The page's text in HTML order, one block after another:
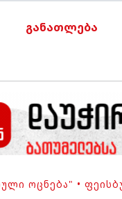
განათლება
ᲝᲪᲜᲔᲑᲐ" •